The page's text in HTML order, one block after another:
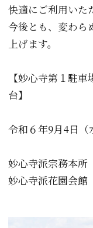
快適にご利用いた
今後とも、変わら
上げます。
【妙心寺第１駐
台】
令和６年9月4日（
妙心寺派宗務本所
妙心寺派花園会館